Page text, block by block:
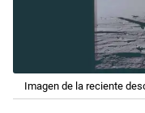
Imagen de la reciente